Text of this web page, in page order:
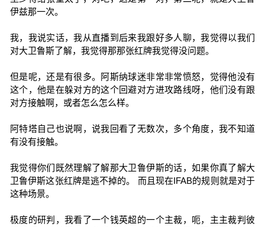
伊兹那一次。
我，我说实话，我从直播到后来我跟好多人聊，我觉得以我们
对大卫鲁斯了解，我觉得那那张红牌我觉得没问题。
但是呢，还是有很多。阿斯纳球迷非常非常愤怒，觉得他没有
这个，他是在躲对方的这个回避对方进攻路线呀，他们没有跟
对方接触啊，或者怎么怎么样。
阿特塔自己也说啊，说我回看了无数次，多个角度，我不知道
有没有接触。
我觉得你们既然理解了解那大卫鲁伊斯的话，如果你真了解大
卫鲁伊斯这张红牌是逃不掉的。 而且现在IFAB的规则就是对于
这种场景。
极度的研判，我看了一个钱英超的一个主裁，呃，主主裁判彼